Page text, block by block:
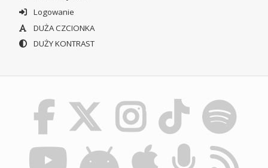
Logowanie
DUŻA CZCIONKA
DUŻY KONTRAST